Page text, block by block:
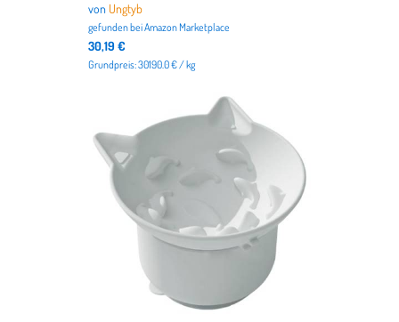
von Ungtyb
gefunden beiAmazon Marketplace
30,19 €
Grundpreis: 30190.0 € / kg